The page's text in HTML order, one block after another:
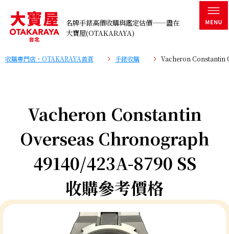
名牌手錶高價收購與鑑定估價——盡在
大寶屋(OTAKARAYA)
收購專門店・OTAKARAYA首頁 手錶收購 Vacheron Constantin
Vacheron Constantin
Overseas Chronograph
49140/423A-8790 SS
收購參考價格